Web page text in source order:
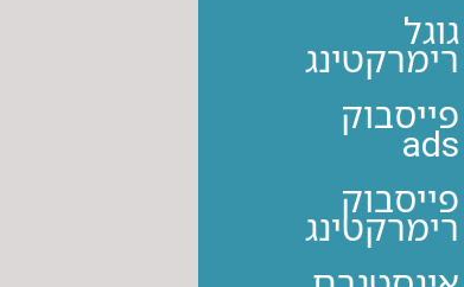
גוגל
רימרקטינג
פייסבוק
ads
פייסבוק
רימרקטינג